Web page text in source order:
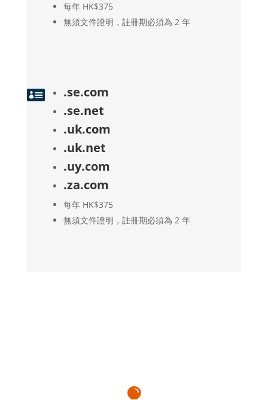
每年 HK$375
無須文件證明，註冊期必須為 2 年

.se.com
.se.net
.uk.com
.uk.net
.uy.com
.za.com
每年 HK$375
無須文件證明，註冊期必須為 2 年
